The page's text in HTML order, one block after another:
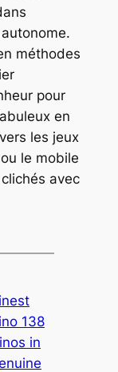
méthodes
pour
en
les jeux
le mobile
avec
138
in